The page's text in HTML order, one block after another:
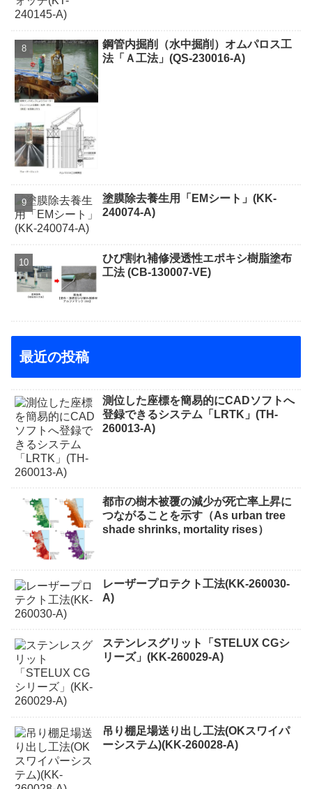
鋼管内掘削（水中掘削）オムパロス工
法「Ａ工法」(QS-230016-A)
塗膜除去養生用「EMシート」(KK-
240074-A)
ひび割れ補修浸透性エポキシ樹脂塗布
工法 (CB-130007-VE)
最近の投稿
測位した座標を簡易的にCADソフトへ
登録できるシステム「LRTK」(TH-
260013-A)
都市の樹木被覆の減少が死亡率上昇に
つながることを示す（As urban tree
shade shrinks, mortality rises）
レーザープロテクト⼯法(KK-260030-
A)
ステンレスグリット「STELUX CGシ
リーズ」(KK-260029-A)
吊り棚足場送り出し工法(OKスワイパ
ーシステム)(KK-260028-A)